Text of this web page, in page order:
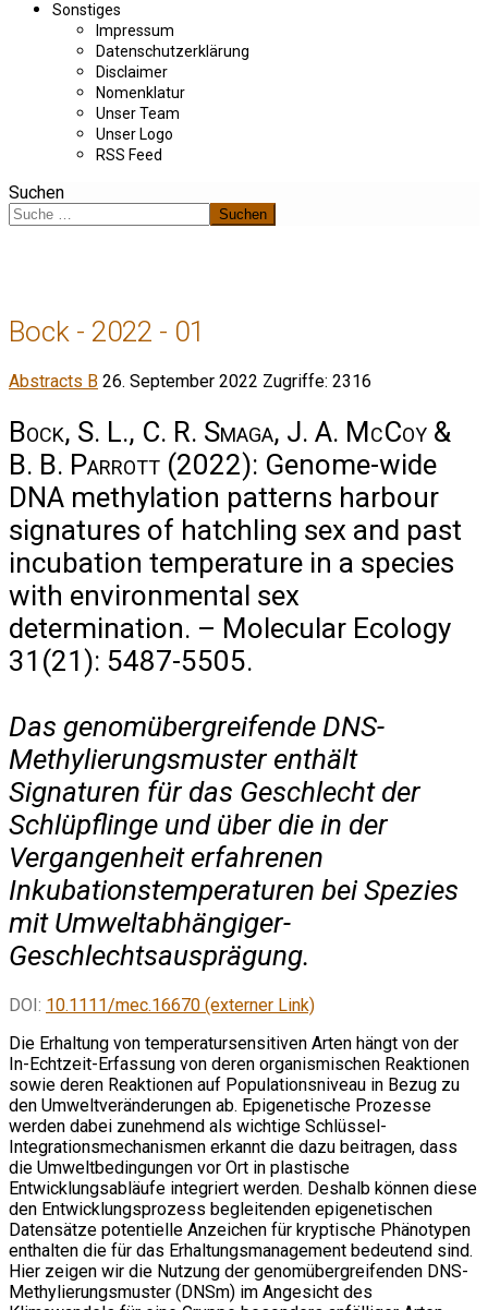
Sonstiges
Impressum
Datenschutzerklärung
Disclaimer
Nomenklatur
Unser Team
Unser Logo
RSS Feed
Suchen
Suchen
Bock - 2022 - 01
Abstracts B 26. September 2022 Zugriffe: 2316
Bock, S. L., C. R. Smaga, J. A. McCoy &
B. B. Parrott (2022): Genome-wide
DNA methylation patterns harbour
signatures of hatchling sex and past
incubation temperature in a species
with environmental sex
determination. – Molecular Ecology
31(21): 5487-5505.
Das genomübergreifende DNS-
Methylierungsmuster enthält
Signaturen für das Geschlecht der
Schlüpflinge und über die in der
Vergangenheit erfahrenen
Inkubationstemperaturen bei Spezies
mit Umweltabhängiger-
Geschlechtsausprägung.
DOI: 10.1111/mec.16670 (externer Link)
Die Erhaltung von temperatursensitiven Arten hängt von der
In-Echtzeit-Erfassung von deren organismischen Reaktionen
sowie deren Reaktionen auf Populationsniveau in Bezug zu
den Umweltveränderungen ab. Epigenetische Prozesse
werden dabei zunehmend als wichtige Schlüssel-
Integrationsmechanismen erkannt die dazu beitragen, dass
die Umweltbedingungen vor Ort in plastische
Entwicklungsabläufe integriert werden. Deshalb können diese
den Entwicklungsprozess begleitenden epigenetischen
Datensätze potentielle Anzeichen für kryptische Phänotypen
enthalten die für das Erhaltungsmanagement bedeutend sind.
Hier zeigen wir die Nutzung der genomübergreifenden DNS-
Methylierungsmuster (DNSm) im Angesicht des